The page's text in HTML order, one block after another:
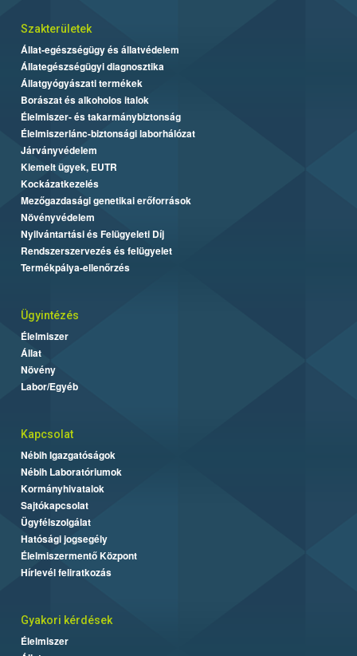
Szakterületek
Állat-egészségügy és állatvédelem
Állategészségügyi diagnosztika
Állatgyógyászati termékek
Borászat és alkoholos italok
Élelmiszer- és takarmánybiztonság
Élelmiszerlánc-biztonsági laborhálózat
Járványvédelem
Kiemelt ügyek, EUTR
Kockázatkezelés
Mezőgazdasági genetikai erőforrások
Növényvédelem
Nyilvántartási és Felügyeleti Díj
Rendszerszervezés és felügyelet
Termékpálya-ellenőrzés
Ügyintézés
Élelmiszer
Állat
Növény
Labor/Egyéb
Kapcsolat
Nébih Igazgatóságok
Nébih Laboratóriumok
Kormányhivatalok
Sajtókapcsolat
Ügyfélszolgálat
Hatósági jogsegély
Élelmiszermentő Központ
Hírlevél feliratkozás
Gyakori kérdések
Élelmiszer